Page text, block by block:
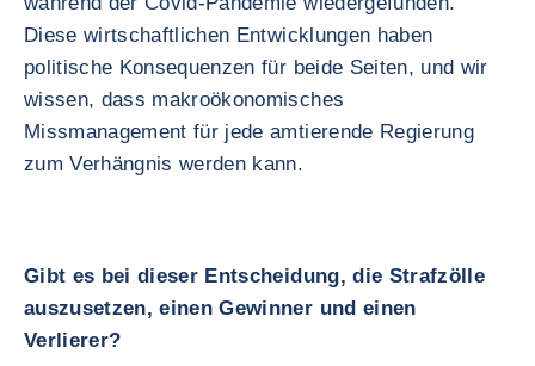
Diese wirtschaftlichen Entwicklungen haben
politische Konsequenzen für beide Seiten, und wir
wissen, dass makroökonomisches
Missmanagement für jede amtierende Regierung
zum Verhängnis werden kann.
Gibt es bei dieser Entscheidung, die Strafzölle
auszusetzen, einen Gewinner und einen
Verlierer?